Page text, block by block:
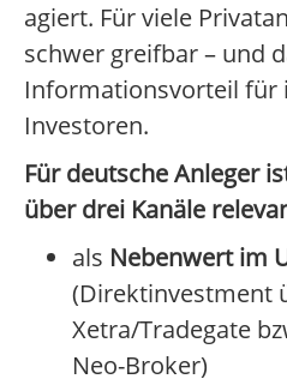
agiert. Für viele
schwer greifbar – und
Informationsvorteil für
Investoren.
Für deutsche Anleger
über drei Kanäle
als Nebenwert im
(Direktinvestment
Xetra/Tradegate
Neo-Broker)